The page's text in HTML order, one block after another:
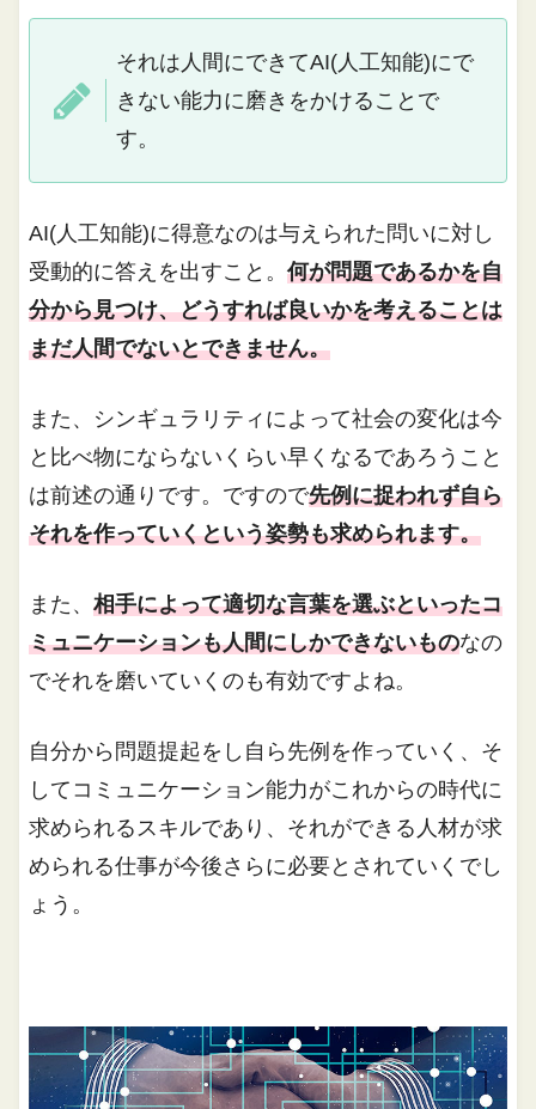
それは人間にできてAI(人工知能)にで
きない能力に磨きをかけることで
す。
AI(人工知能)に得意なのは与えられた問いに対し
受動的に答えを出すこと。何が問題であるかを自
分から見つけ、どうすれば良いかを考えることは
まだ人間でないとできません。
また、シンギュラリティによって社会の変化は今
と比べ物にならないくらい早くなるであろうこと
は前述の通りです。ですので先例に捉われず自ら
それを作っていくという姿勢も求められます。
また、相手によって適切な言葉を選ぶといったコ
ミュニケーションも人間にしかできないものなの
でそれを磨いていくのも有効ですよね。
自分から問題提起をし自ら先例を作っていく、そ
してコミュニケーション能力がこれからの時代に
求められるスキルであり、それができる人材が求
められる仕事が今後さらに必要とされていくでし
ょう。